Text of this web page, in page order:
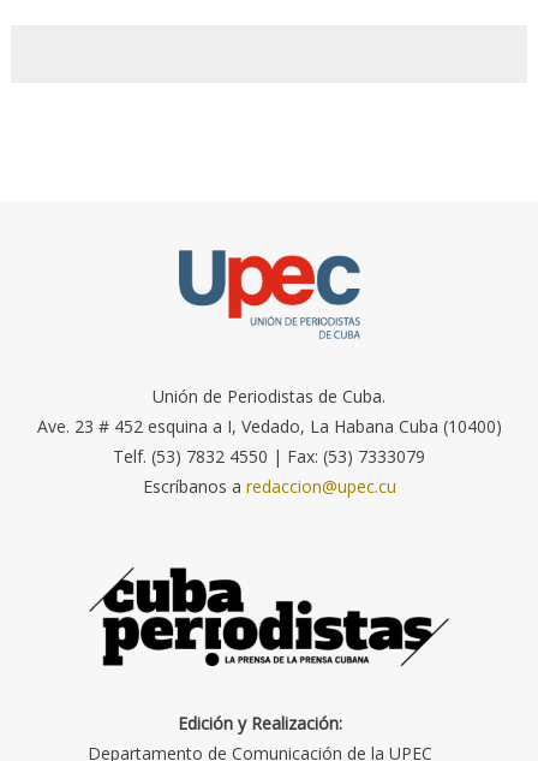
Unión de Periodistas de Cuba.
Ave. 23 # 452 esquina a I, Vedado, La Habana Cuba (10400)
Telf. (53) 7832 4550 | Fax: (53) 7333079
Escríbanos a redaccion@upec.cu
Edición y Realización:
Departamento de Comunicación de la UPEC